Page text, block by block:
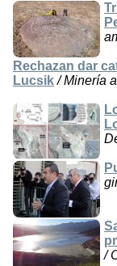
Rechazan dar
Lucsik/ Minería
/